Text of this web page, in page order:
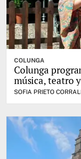
COLUNGA
Colunga
música, teatro
SOFIA PRIETO